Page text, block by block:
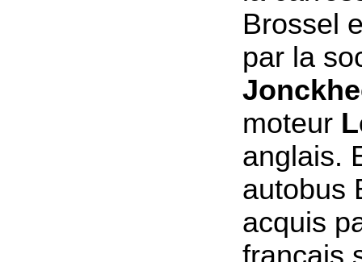
Brossel
par la
moteur
anglais.
autobus
acquis
français